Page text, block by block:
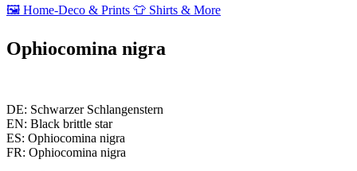
🖼️ Home‑Deco & Prints 👕 Shirts & More
Ophiocomina nigra
DE: Schwarzer Schlangenstern
EN: Black brittle star
ES: Ophiocomina nigra
FR: Ophiocomina nigra